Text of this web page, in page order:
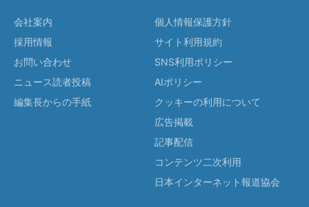
会社案内
採用情報
お問い合わせ
ニュース読者投稿
編集長からの手紙
個人情報保護方針
サイト利用規約
SNS利用ポリシー
AIポリシー
クッキーの利用について
広告掲載
記事配信
コンテンツ二次利用
日本インターネット報道協会